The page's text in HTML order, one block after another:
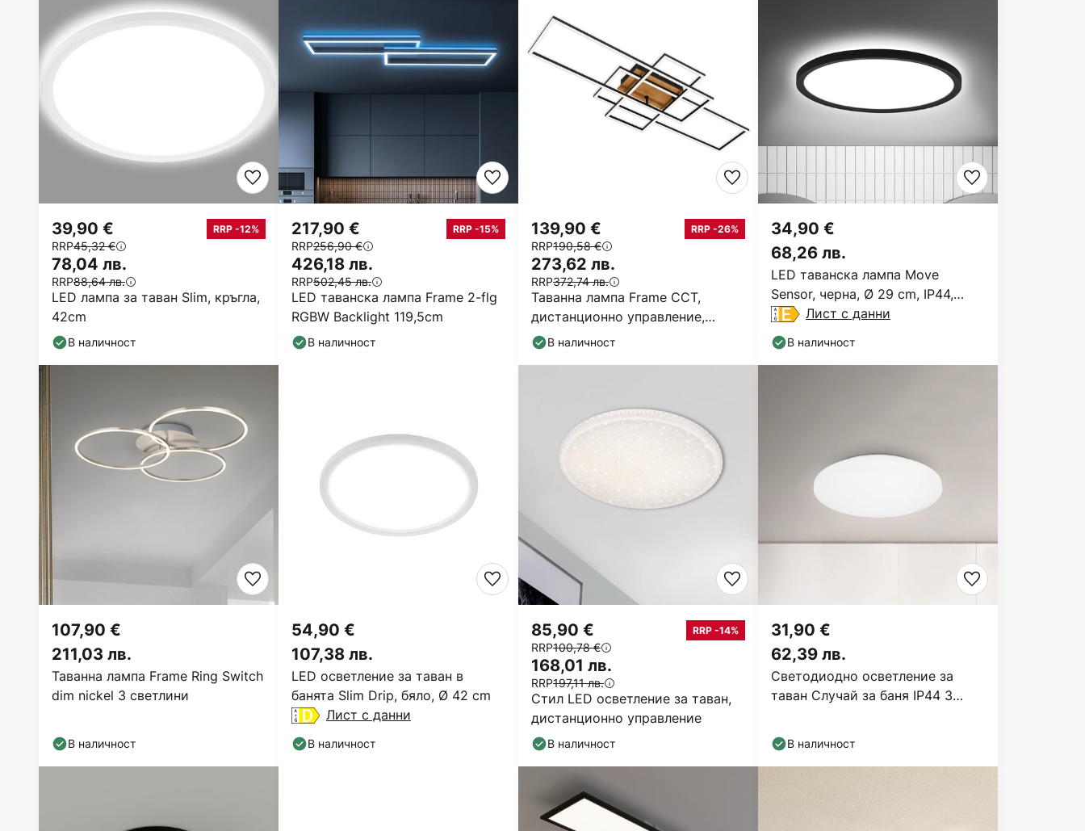
LED лампа за таван Slim, кръгла,
42cm
39,90 € RRP -12%
RRP45,32 €
78,04 лв.
RRP88,64 лв.
В наличност
LED таванска лампа Frame 2-flg
RGBW Backlight 119,5cm
217,90 € RRP -15%
RRP256,90 €
426,18 лв.
RRP502,45 лв.
В наличност
Таванна лампа Frame CCT,
дистанционно управление,
черно/дърво
139,90 € RRP -26%
RRP190,58 €
273,62 лв.
RRP372,74 лв.
В наличност
LED таванска лампа Move
Sensor, черна, Ø 29 cm, IP44,
4000K
34,90 €
68,26 лв.
Лист с данни
В наличност
Таванна лампа Frame Ring Switch
dim nickel 3 светлини
107,90 €
211,03 лв.
В наличност
LED осветление за таван в
банята Slim Drip, бяло, Ø 42 cm
54,90 €
107,38 лв.
Лист с данни
В наличност
Стил LED осветление за таван,
дистанционно управление
85,90 € RRP -14%
RRP100,78 €
168,01 лв.
RRP197,11 лв.
В наличност
Светодиодно осветление за
таван Случай за баня IP44 3
31,90 €
62,39 лв.
В наличност